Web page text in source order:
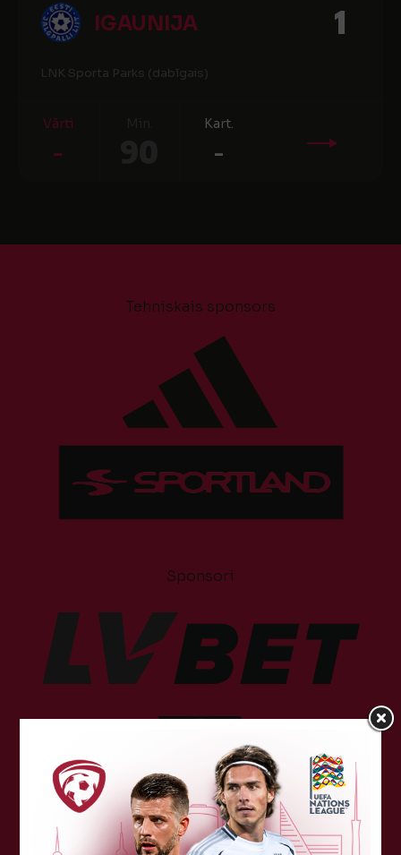
IGAUNIJA 1
LNK Sporta Parks (dabīgais)
Vārti
-
Kart.
-
Tehniskais sponsors
Sponsori